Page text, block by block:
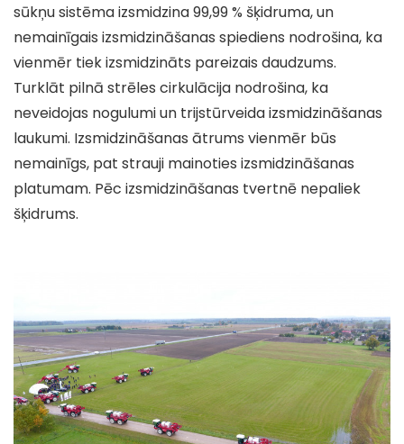
sūkņu sistēma izsmidzina 99,99 % šķidruma, un
nemainīgais izsmidzināšanas spiediens nodrošina, ka
vienmēr tiek izsmidzināts pareizais daudzums.
Turklāt pilnā strēles cirkulācija nodrošina, ka
neveidojas nogulumi un trijstūrveida izsmidzināšanas
laukumi. Izsmidzināšanas ātrums vienmēr būs
nemainīgs, pat strauji mainoties izsmidzināšanas
platumam. Pēc izsmidzināšanas tvertnē nepaliek
šķidrums.